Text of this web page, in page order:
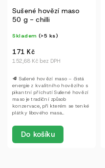
Sušené krůtí maso 50
g - originál
Skladem (>5 ks)
127,68 Kč bez DPH
143 Kč
Do košíku
🦃 Krůtí sušené maso – lehká,
čistá a jemná chuť Krůtí sušené
maso je ideální volbou pro ty, kdo
hledají lehkou, dietní a přitom
plnohodnotnou svačinu. Krůtí
maso je přirozeně...